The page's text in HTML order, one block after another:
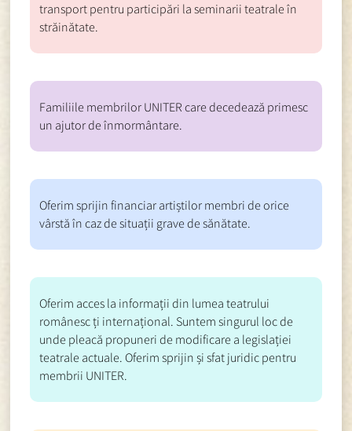
transport pentru participări la seminarii teatrale în
străinătate.
Familiile membrilor UNITER care decedează primesc
un ajutor de înmormântare.
Oferim sprijin financiar artiștilor membri de orice
vârstă în caz de situații grave de sănătate.
Oferim acces la informații din lumea teatrului
românesc ți internațional. Suntem singurul loc de
unde pleacă propuneri de modificare a legislației
teatrale actuale. Oferim sprijin și sfat juridic pentru
membrii UNITER.